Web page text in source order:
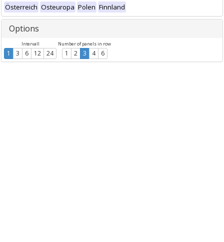
Österreich Osteuropa Polen Finnland
Options
Intervall
1 3 6 12 24
Number of panels in row
1 2 3 4 6